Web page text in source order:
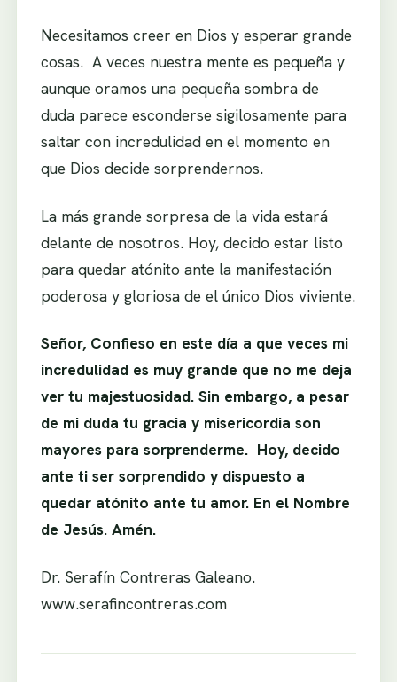
Necesitamos creer en Dios y esperar grande
cosas. A veces nuestra mente es pequeña y
aunque oramos una pequeña sombra de
duda parece esconderse sigilosamente para
saltar con incredulidad en el momento en
que Dios decide sorprendernos.
La más grande sorpresa de la vida estará
delante de nosotros. Hoy, decido estar listo
para quedar atónito ante la manifestación
poderosa y gloriosa de el único Dios viviente.
Señor, Confieso en este día a que veces mi
incredulidad es muy grande que no me deja
ver tu majestuosidad. Sin embargo, a pesar
de mi duda tu gracia y misericordia son
mayores para sorprenderme. Hoy, decido
ante ti ser sorprendido y dispuesto a
quedar atónito ante tu amor. En el Nombre
de Jesús. Amén.
Dr. Serafín Contreras Galeano.
www.serafincontreras.com